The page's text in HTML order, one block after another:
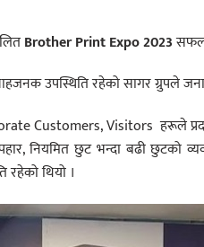
Brother Print Expo 2023
उपस्थिति रहेको सागर ग्रुपले
Customers, Visitors हरूले
नियमित छुट भन्दा बढी छुटको
रहेको थियो ।